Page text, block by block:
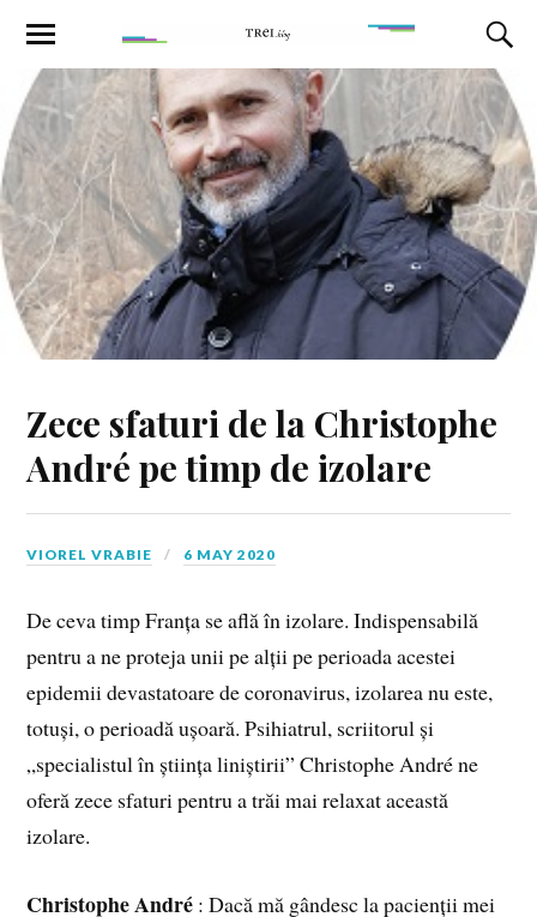
Zece sfaturi de la Christophe
André pe timp de izolare
VIOREL VRABIE 6 MAY 2020
De ceva timp Franța se află în izolare. Indispensabilă
pentru a ne proteja unii pe alții pe perioada acestei
epidemii devastatoare de coronavirus, izolarea nu este,
totuși, o perioadă ușoară. Psihiatrul, scriitorul și
„specialistul în știința liniștirii” Christophe André ne
oferă zece sfaturi pentru a trăi mai relaxat această
izolare.
Christophe André : Dacă mă gândesc la pacienții mei